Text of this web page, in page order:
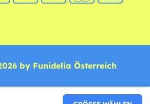
by Funidelia Österreich